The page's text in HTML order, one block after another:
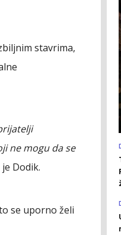
stavrima,
ne mogu da se
Dodik.
se uporno želi